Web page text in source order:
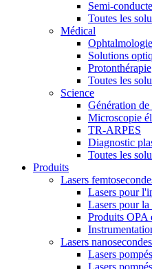
Semi-
Toutes les
Médical
Ophtalmologie
Solutions
Protonthérapie
Toutes les
Science
Génération
Microscopie
TR-ARPES
Diagnostic
Toutes les
Produits
Lasers
Lasers pour
Lasers pour la
Produits OPA
Lasers nanosecondes
Lasers
Lasers